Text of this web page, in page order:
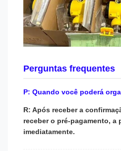
Perguntas frequentes
P: Quando você poderá
R: Após receber a
receber o pré-pagamento, a
imediatamente.